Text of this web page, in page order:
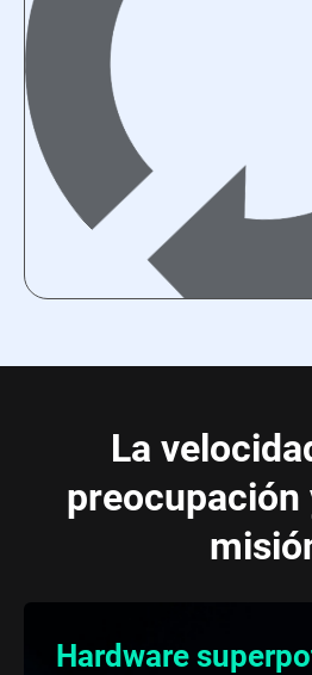
La
preocupación
Hardware